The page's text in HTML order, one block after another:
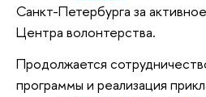
Санкт-Петербурга за
Центра волонтерства.
Продолжается
программы и реализация